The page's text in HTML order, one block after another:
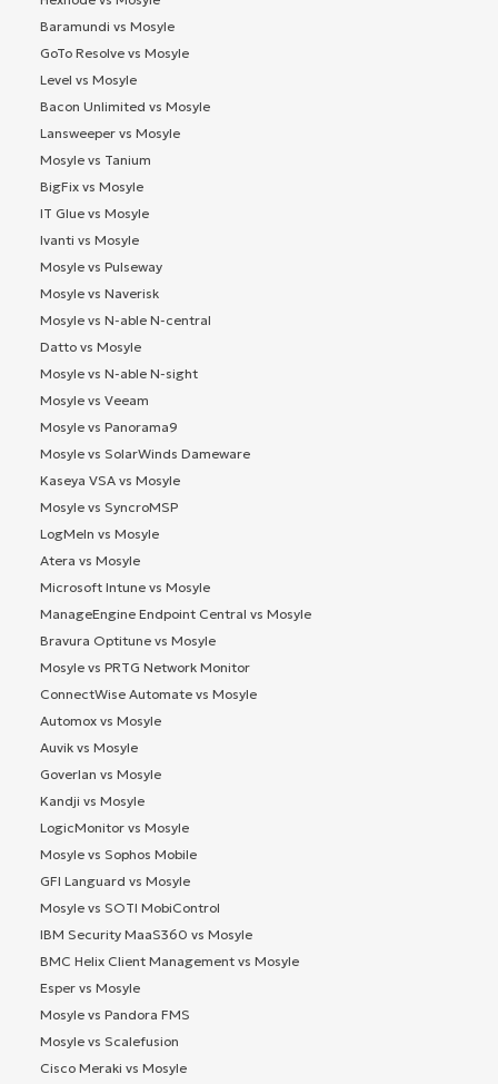
Baramundi vs Mosyle
GoTo Resolve vs Mosyle
Level vs Mosyle
Bacon Unlimited vs Mosyle
Lansweeper vs Mosyle
Mosyle vs Tanium
BigFix vs Mosyle
IT Glue vs Mosyle
Ivanti vs Mosyle
Mosyle vs Pulseway
Mosyle vs Naverisk
Mosyle vs N-able N-central
Datto vs Mosyle
Mosyle vs N-able N-sight
Mosyle vs Veeam
Mosyle vs Panorama9
Mosyle vs SolarWinds Dameware
Kaseya VSA vs Mosyle
Mosyle vs SyncroMSP
LogMeIn vs Mosyle
Atera vs Mosyle
Microsoft Intune vs Mosyle
ManageEngine Endpoint Central vs Mosyle
Bravura Optitune vs Mosyle
Mosyle vs PRTG Network Monitor
ConnectWise Automate vs Mosyle
Automox vs Mosyle
Auvik vs Mosyle
Goverlan vs Mosyle
Kandji vs Mosyle
LogicMonitor vs Mosyle
Mosyle vs Sophos Mobile
GFI Languard vs Mosyle
Mosyle vs SOTI MobiControl
IBM Security MaaS360 vs Mosyle
BMC Helix Client Management vs Mosyle
Esper vs Mosyle
Mosyle vs Pandora FMS
Mosyle vs Scalefusion
Cisco Meraki vs Mosyle